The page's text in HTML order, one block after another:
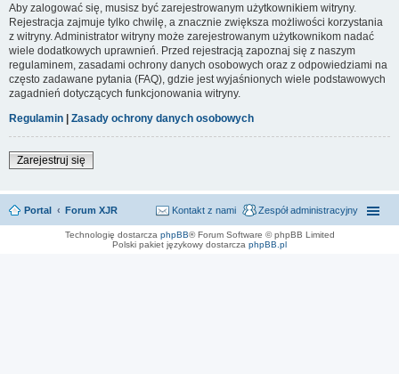
Aby zalogować się, musisz być zarejestrowanym użytkownikiem witryny.
Rejestracja zajmuje tylko chwilę, a znacznie zwiększa możliwości korzystania
z witryny. Administrator witryny może zarejestrowanym użytkownikom nadać
wiele dodatkowych uprawnień. Przed rejestracją zapoznaj się z naszym
regulaminem, zasadami ochrony danych osobowych oraz z odpowiedziami na
często zadawane pytania (FAQ), gdzie jest wyjaśnionych wiele podstawowych
zagadnień dotyczących funkcjonowania witryny.
Regulamin
Zasady ochrony danych osobowych
Zarejestruj się
Portal Forum XJR Zespół administracyjny
Kontakt z nami
Technologię dostarcza phpBB® Forum Software © phpBB Limited
Polski pakiet językowy dostarcza phpBB.pl